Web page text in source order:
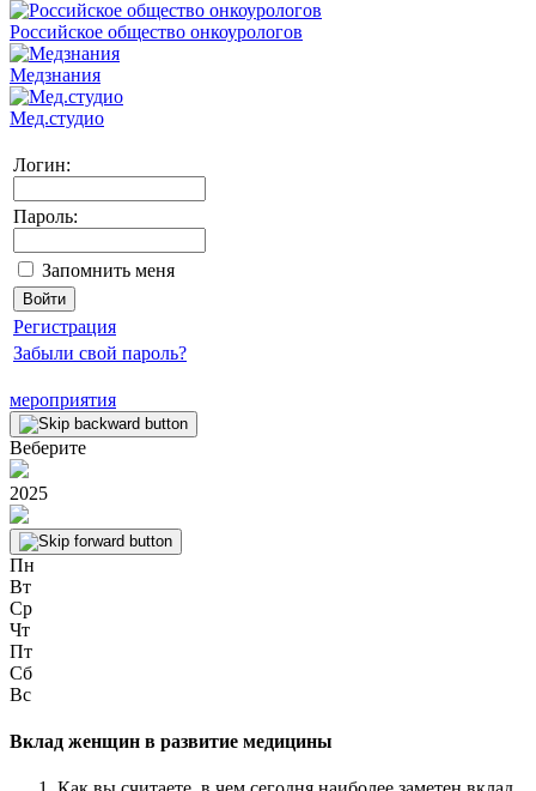
Российское общество онкоурологов
Медзнания
Мед.студио
Логин:
Пароль:
Запомнить меня
Регистрация
Забыли свой пароль?
мероприятия
Веберите
2025
Пн
Вт
Ср
Чт
Пт
Сб
Вс
Вклад женщин в развитие медицины